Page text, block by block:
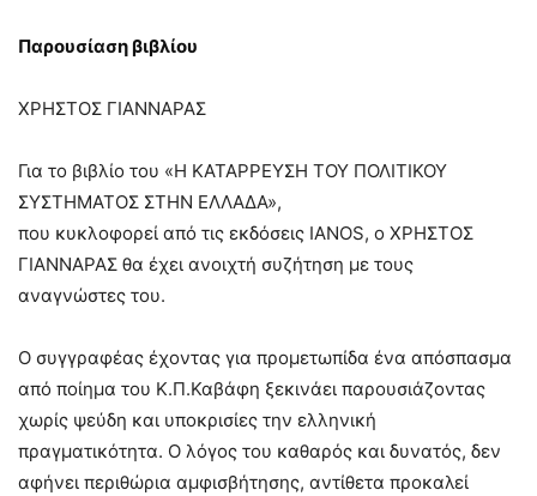
Παρουσίαση βιβλίου
ΧΡΗΣΤΟΣ ΓΙΑΝΝΑΡΑΣ
Για το βιβλίο του «Η ΚΑΤΑΡΡΕΥΣΗ ΤΟΥ ΠΟΛΙΤΙΚΟΥ
ΣΥΣΤΗΜΑΤΟΣ ΣΤΗΝ ΕΛΛΑΔΑ»,
που κυκλοφορεί από τις εκδόσεις IANOS, ο ΧΡΗΣΤΟΣ
ΓΙΑΝΝΑΡΑΣ θα έχει ανοιχτή συζήτηση με τους
αναγνώστες του.
Ο συγγραφέας έχοντας για προμετωπίδα ένα απόσπασμα
από ποίημα του Κ.Π.Καβάφη ξεκινάει παρουσιάζοντας
χωρίς ψεύδη και υποκρισίες την ελληνική
πραγματικότητα. Ο λόγος του καθαρός και δυνατός, δεν
αφήνει περιθώρια αμφισβήτησης, αντίθετα προκαλεί